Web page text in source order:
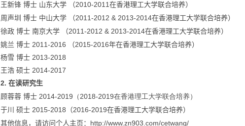
王新锋 博士 山东大学 （2010-2011 在香港理工大学联合培养）
周声圳
博士 中山大学 （2011-2012 & 2013-2014在香港理工大学联合培养）
徐政 博士 南京大学 （2011-2012 & 2013-2014在香港理工大学联合培养）
姚兰 博士 2011-2016 （2015-2016年在香港理工大学联合培养）
杨雪 博士 2013-2018
王浩 硕士 2014-2017
2. 在读研究生
顾蓉蓉 博士 2014-2019 （2018-2019在香港理工大学联合培养）
于川 硕士 2015-2018 （2016-2019在香港理工大学联合培养）
其他信息，请访问个人主页： http://www.zn903.com/cetwang/